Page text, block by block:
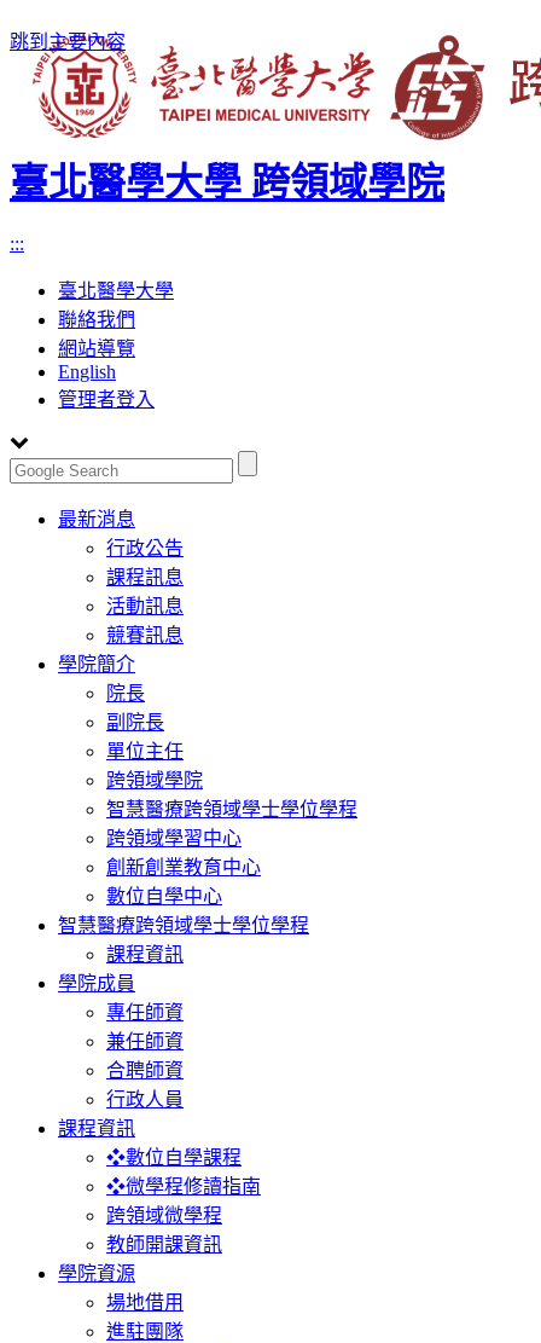
跳到主要內容
臺北醫學大學 跨領域學院
:::
臺北醫學大學
聯絡我們
網站導覽
English
管理者登入
Toggle
navigation
最新消息
行政公告
課程訊息
活動訊息
競賽訊息
學院簡介
院長
副院長
單位主任
跨領域學院
智慧醫療跨領域學士學位學程
跨領域學習中心
創新創業教育中心
數位自學中心
智慧醫療跨領域學士學位學程
課程資訊
學院成員
專任師資
兼任師資
合聘師資
行政人員
課程資訊
❖數位自學課程
❖微學程修讀指南
跨領域微學程
教師開課資訊
學院資源
場地借用
進駐團隊